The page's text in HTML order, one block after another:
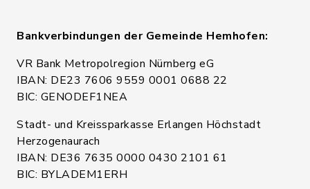
Bankverbindungen der Gemeinde Hemhofen:
VR Bank Metropolregion Nürnberg eG
IBAN: DE23 7606 9559 0001 0688 22
BIC: GENODEF1NEA
Stadt- und Kreissparkasse Erlangen Höchstadt
Herzogenaurach
IBAN: DE36 7635 0000 0430 2101 61
BIC: BYLADEM1ERH